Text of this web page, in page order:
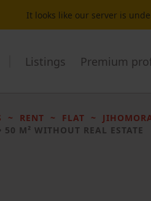
It looks like our server is
Listings Premium
RENT FLAT
50 M² WITHOUT REAL ESTATE